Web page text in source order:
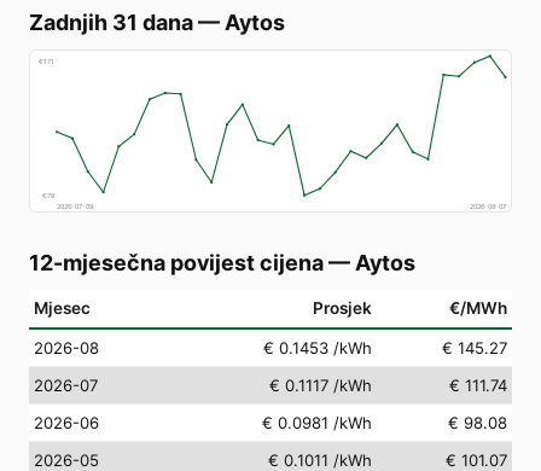
Zadnjih 31 dana— Aytos
€171
€78
2026-07-09
2026-08-07
12-mjesečna povijest cijena— Aytos
Mjesec Prosjek €/MWh
2026-08 € 0.1453 /kWh
€ 145.27
2026-07
€ 0.1117 /kWh
€ 111.74
2026-06
€ 0.0981 /kWh
€ 98.08
2026-05
€ 0.1011 /kWh
€ 101.07